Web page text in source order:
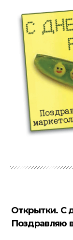
Открытки. С
Поздравляю